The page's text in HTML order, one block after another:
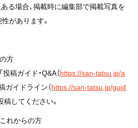
る場合、掲載時に編集部で掲載写真を
があります。
方
稿ガイド・Q&A（https://san-tatsu.jp/a
稿ガイドライン（https://san-tatsu.jp/guid
稿してください。
これからの方